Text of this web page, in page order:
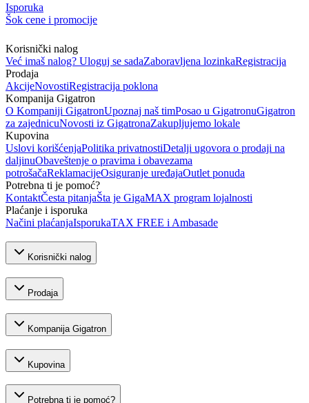
Isporuka
Šok cene i promocije
Korisnički nalog
Već imaš nalog? Uloguj se sadaZaboravljena lozinkaRegistracija
Prodaja
AkcijeNovostiRegistracija poklona
Kompanija Gigatron
O Kompaniji GigatronUpoznaj naš timPosao u GigatronuGigatron
za zajednicuNovosti iz GigatronaZakupljujemo lokale
Kupovina
Uslovi korišćenjaPolitika privatnostiDetalji ugovora o prodaji na
daljinuObaveštenje o pravima i obavezama
potrošačaReklamacijeOsiguranje uređajaOutlet ponuda
Potrebna ti je pomoć?
KontaktČesta pitanjaŠta je GigaMAX program lojalnosti
Plaćanje i isporuka
Načini plaćanjaIsporukaTAX FREE i Ambasade
Korisnički nalog
Prodaja
Kompanija Gigatron
Kupovina
Potrebna ti je pomoć?